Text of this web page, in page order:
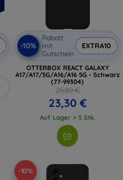
-10%
Rabatt
mit
Gutschein
EXTRA10
OTTERBOX REACT GALAXY
A17/A17/5G/A16/A16 5G - Schwarz
(77-99304)
25,89 €
23,30 €
Auf Lager > 5 Stk.
-10%